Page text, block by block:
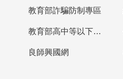
教育部詐騙防制專區
教育部高中等以下學校及幼兒園教師資格檢定考試
良師興國網